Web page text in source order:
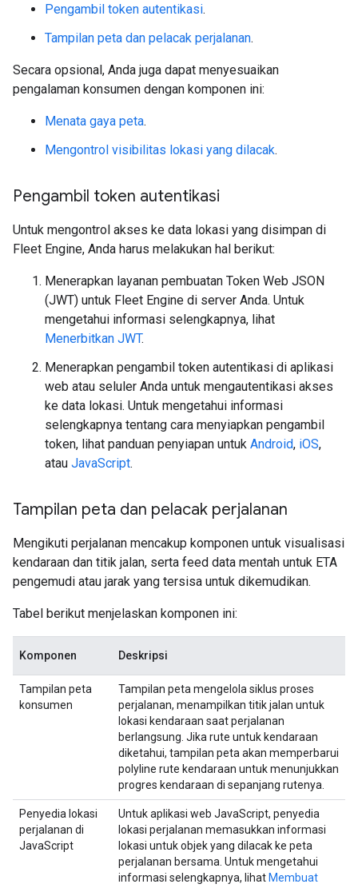
Pengambil token autentikasi.
Tampilan peta dan pelacak perjalanan.
Secara opsional, Anda juga dapat menyesuaikan
pengalaman konsumen dengan komponen ini:
Menata gaya peta.
Mengontrol visibilitas lokasi yang dilacak.
Pengambil token autentikasi
Untuk mengontrol akses ke data lokasi yang disimpan di
Fleet Engine, Anda harus melakukan hal berikut:
Menerapkan layanan pembuatan Token Web JSON
(JWT) untuk Fleet Engine di server Anda. Untuk
mengetahui informasi selengkapnya, lihat
Menerbitkan JWT.
Menerapkan pengambil token autentikasi di aplikasi
web atau seluler Anda untuk mengautentikasi akses
ke data lokasi. Untuk mengetahui informasi
selengkapnya tentang cara menyiapkan pengambil
token, lihat panduan penyiapan untuk Android, iOS,
atau JavaScript.
Tampilan peta dan pelacak perjalanan
Mengikuti perjalanan mencakup komponen untuk visualisasi
kendaraan dan titik jalan, serta feed data mentah untuk ETA
pengemudi atau jarak yang tersisa untuk dikemudikan.
Tabel berikut menjelaskan komponen ini:
Komponen Deskripsi
Tampilan peta
konsumen
Tampilan peta mengelola siklus proses
perjalanan, menampilkan titik jalan untuk
lokasi kendaraan saat perjalanan
berlangsung. Jika rute untuk kendaraan
diketahui, tampilan peta akan memperbarui
polyline rute kendaraan untuk menunjukkan
progres kendaraan di sepanjang rutenya.
Penyedia lokasi
perjalanan di
JavaScript
Untuk aplikasi web JavaScript, penyedia
lokasi perjalanan memasukkan informasi
lokasi untuk objek yang dilacak ke peta
perjalanan bersama. Untuk mengetahui
informasi selengkapnya, lihat Membuat